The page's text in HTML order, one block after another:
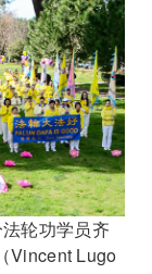
轮功学员齐
Vincent Lugo